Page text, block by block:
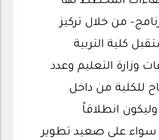
من خلال تركيز
كلية التربية
وزارة التعليم وعدد
للكلية من داخل
انطلاقاً
سواء على صعيد تطوير